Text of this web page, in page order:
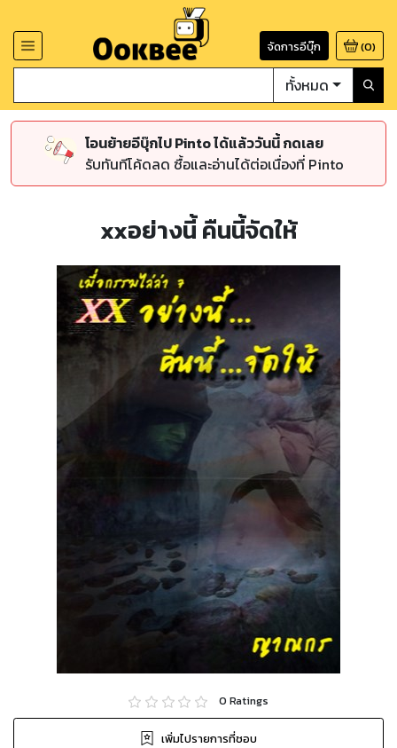
จัดการอีบุ๊ก (0)
ทั้งหมด
โอนย้ายอีบุ๊กไป Pinto ได้แล้ววันนี้ กดเลย
รับทันทีโค้ดลด ซื้อและอ่านได้ต่อเนื่องที่ Pinto
xxอย่างนี้ คืนนี้จัดให้
0 Ratings
เพิ่มไปรายการที่ชอบ